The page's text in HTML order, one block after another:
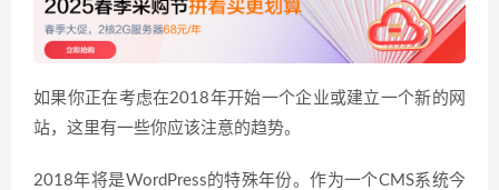
如果你正在考虑在2018年开始一个企业或建立一个新的网
站，这里有一些你应该注意的趋势。
2018年将是WordPress的特殊年份。作为一个CMS系统今